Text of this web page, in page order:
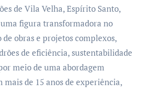
de Vila Velha, Espírito Santo,
figura transformadora no
obras e projetos complexos,
de eficiência, sustentabilidade
meio de uma abordagem
mais de 15 anos de experiência,